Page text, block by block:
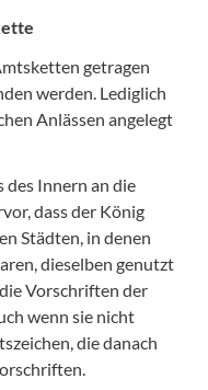
getragen
werden. Lediglich
Anlässen angelegt
Innern an die
dass der König
Städten, in denen
dieselben genutzt
Vorschriften der
wenn sie nicht
die danach